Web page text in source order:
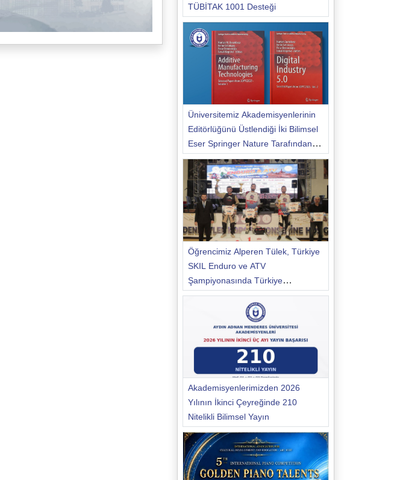
TÜBİTAK 1001 Desteği
Üniversitemiz Akademisyenlerinin
Editörlüğünü Üstlendiği İki Bilimsel
Eser Springer Nature Tarafından
Yayımlandı
Öğrencimiz Alperen Tülek, Türkiye
SKIL Enduro ve ATV
Şampiyonasında Türkiye
Şampiyonu Oldu
Akademisyenlerimizden 2026
Yılının İkinci Çeyreğinde 210
Nitelikli Bilimsel Yayın